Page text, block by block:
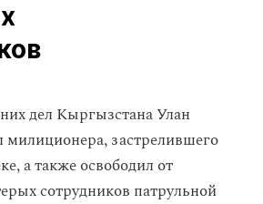
дел Кыргызстана Улан
милиционера, застрелившего
а также освободил от
сотрудников патрульной